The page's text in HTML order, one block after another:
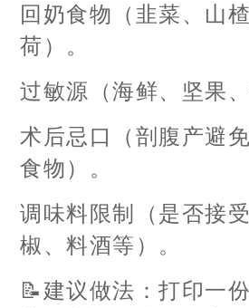
回奶食物（韭菜、山
荷）。
过敏源（海鲜、坚果
术后忌口（剖腹产避
食物）。
调味料限制（是否接
椒、料酒等）。
📝建议做法：打印一